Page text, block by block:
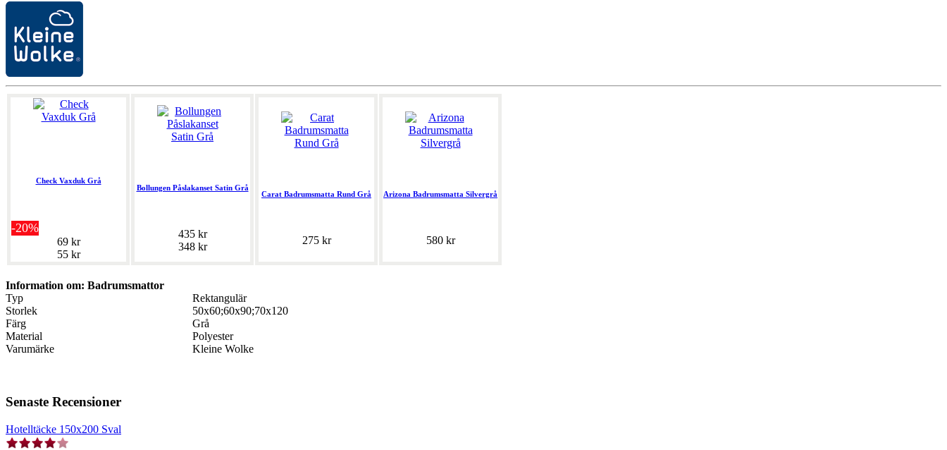
Check Vaxduk Grå
-20%
69 kr
55 kr
Bollungen Påslakanset Satin Grå
435 kr
348 kr
Carat Badrumsmatta Rund Grå
275 kr
Arizona Badrumsmatta Silvergrå
580 kr
Information om: Badrumsmattor
Typ
Rektangulär
Storlek
50x60;60x90;70x120
Färg
Grå
Material
Polyester
Varumärke
Kleine Wolke
Senaste Recensioner
Hotelltäcke 150x200 Sval